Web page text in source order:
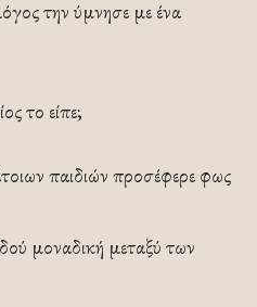
την ύμνησε με ένα
το είπε;
παιδιών προσέφερε φως
μοναδική μεταξύ των